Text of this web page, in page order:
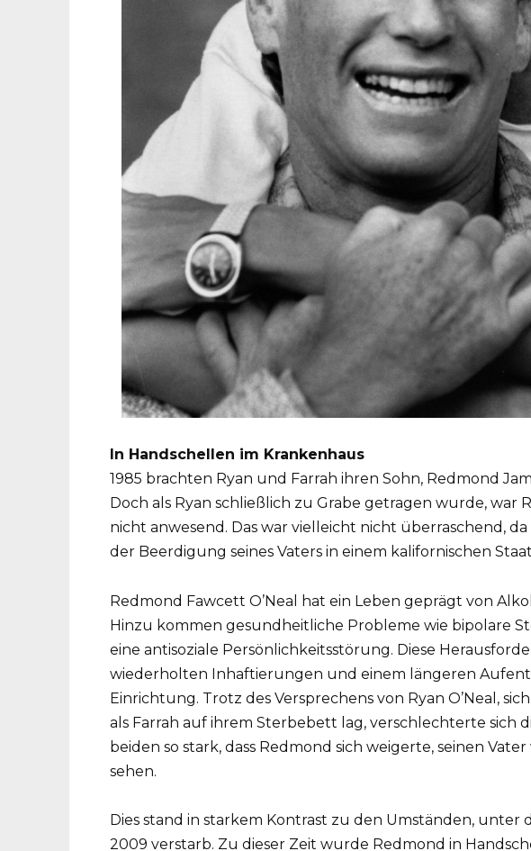
In Handschellen im Krankenhaus
1985 brachten Ryan und Farrah ihren Sohn, Redmond
Doch als Ryan schließlich zu Grabe getragen wurde, war
nicht anwesend. Das war vielleicht nicht überraschend,
der Beerdigung seines Vaters in einem kalifornischen
Redmond Fawcett O’Neal hat ein Leben geprägt von
Hinzu kommen gesundheitliche Probleme wie bipolare
eine antisoziale Persönlichkeitsstörung. Diese
wiederholten Inhaftierungen und einem längeren
Einrichtung. Trotz des Versprechens von Ryan O’Neal,
als Farrah auf ihrem Sterbebett lag, verschlechterte sich
beiden so stark, dass Redmond sich weigerte, seinen
sehen.
Dies stand in starkem Kontrast zu den Umständen, unter
2009 verstarb. Zu dieser Zeit wurde Redmond in